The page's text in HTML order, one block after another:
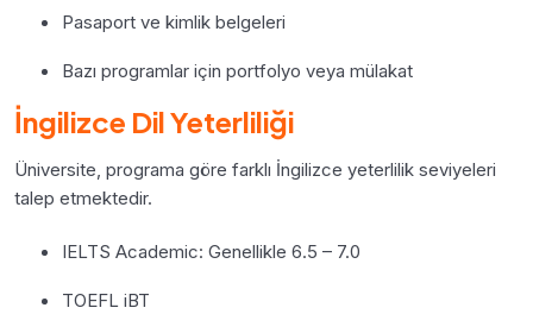
Pasaport ve kimlik belgeleri
Bazı programlar için portfolyo veya mülakat
İngilizce Dil Yeterliliği
Üniversite, programa göre farklı İngilizce yeterlilik seviyeleri
talep etmektedir.
IELTS Academic: Genellikle 6.5 – 7.0
TOEFL iBT